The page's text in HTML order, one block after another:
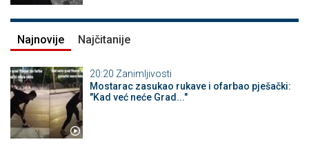
Najnovije Najčitanije
20:20 Zanimljivosti
Mostarac zasukao rukave i ofarbao pješački:
"Kad već neće Grad..."